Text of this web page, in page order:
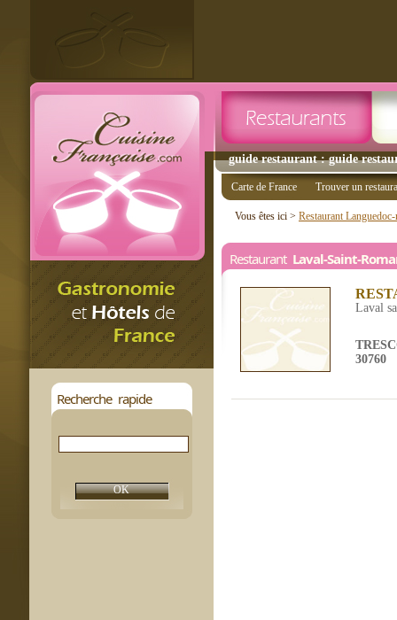
guide restaurant : guide
Recherche rapide
Carte de France Trouver un
Vous êtes ici > Restaurant
Restaurant Laval-Saint-
Laval
30760